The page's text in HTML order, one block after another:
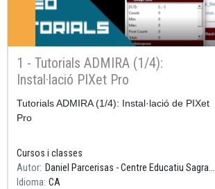
1 - Tutorials ADMIRA (1/4):
Instal·lació PIXet Pro
Resum
Tutorials ADMIRA (1/4): Instal·lació de PIXet
Pro
Cursos i classes
Autor
Daniel Parcerisas - Centre Educatiu Sagrada Família, Gavà
Idioma CA